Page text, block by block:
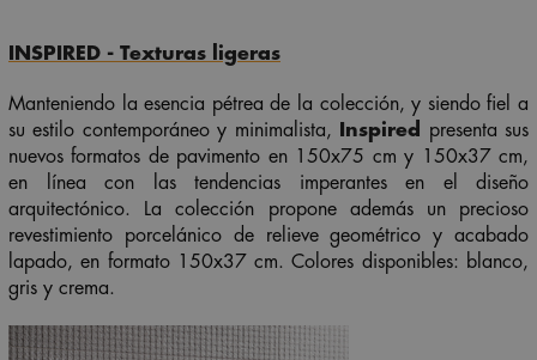
INSPIRED - Texturas ligeras
Manteniendo la esencia pétrea de la colección, y siendo fiel a
su estilo contemporáneo y minimalista,
Inspired
presenta sus
nuevos formatos de pavimento en 150x75 cm y 150x37 cm,
en línea con las tendencias imperantes en el diseño
arquitectónico. La colección propone además un precioso
revestimiento porcelánico de relieve geométrico y acabado
lapado, en formato 150x37 cm. Colores disponibles: blanco,
gris y crema.